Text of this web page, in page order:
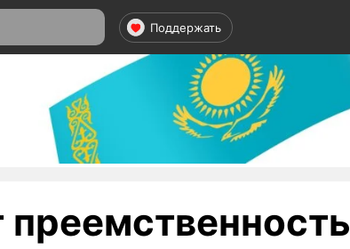
Поддержать
преемственность